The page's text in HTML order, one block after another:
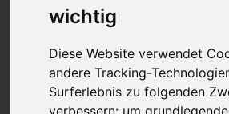
wichtig
Diese Website verwendet
andere Tracking-
Surferlebnis zu folgenden
verbessern: um